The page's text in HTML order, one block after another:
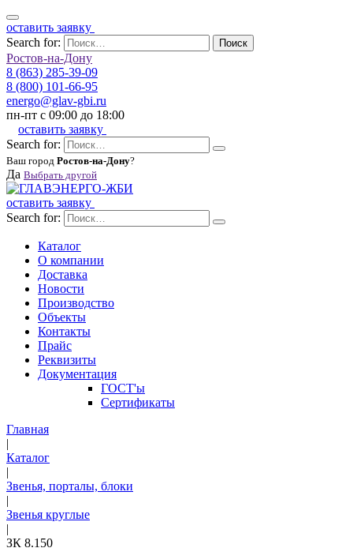
оставить заявку
Search for:
Поиск
Ростов-на-Дону
8 (863) 285-39-09
8 (800) 101-66-95
energo@glav-gbi.ru
пн-пт с 09:00 до 18:00
оставить заявку
Search for:
Ваш город Ростов-на-Дону?
Да Выбрать другой
оставить заявку
Search for:
Каталог
О компании
Доставка
Новости
Производство
Объекты
Контакты
Прайс
Реквизиты
Документация
ГОСТ'ы
Сертификаты
Главная
|
Каталог
|
Звенья, порталы, блоки
|
Звенья круглые
|
ЗК 8.150